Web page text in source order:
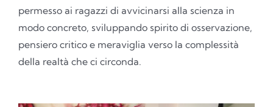
permesso ai ragazzi di avvicinarsi alla scienza in
modo concreto, sviluppando spirito di osservazione,
pensiero critico e meraviglia verso la complessità
della realtà che ci circonda.